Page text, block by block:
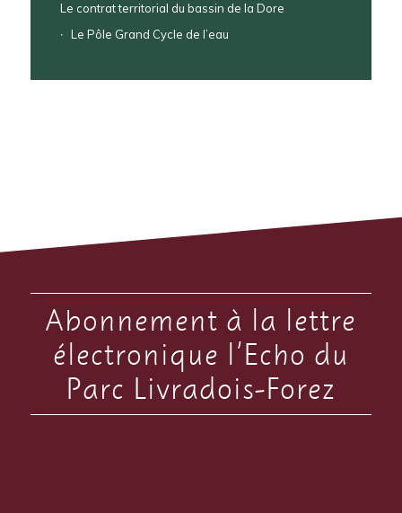
Le contrat territorial du bassin de la Dore
Le Pôle Grand Cycle de l’eau
Abonnement à la lettre
électronique l’Echo du
Parc Livradois-Forez